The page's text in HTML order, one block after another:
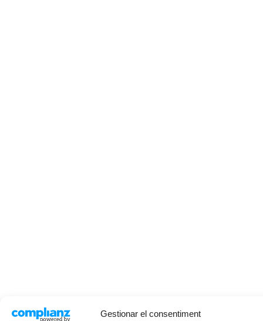
Gestionar el consentiment